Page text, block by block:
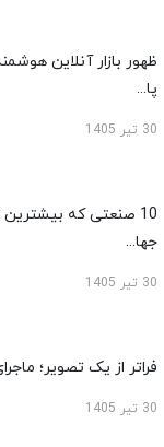
ظهور بازار آنلاین
پا...
30 تیر 1405
10 صنعتی که بیشترین
جها...
30 تیر 1405
فراتر از یک تصویر؛
30 تیر 1405